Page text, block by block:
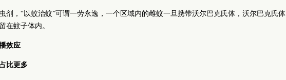
剂，“以蚊治蚊”可谓一劳永逸，一个区域内的雌蚊一旦携带沃尔巴克氏体，沃尔巴克氏体
在蚊子体内。
效应
比更多